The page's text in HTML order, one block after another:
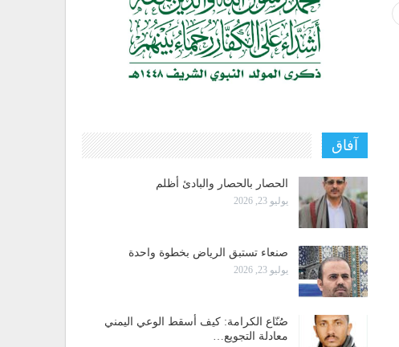
آفاق
الحصار بالحصار والبادئ أظلم
يوليو 23, 2026
صنعاء تستبق الرياض بخطوة واحدة
يوليو 23, 2026
صُنّاع الكرامة: كيف أسقط الوعي اليمني
معادلة التجويع…